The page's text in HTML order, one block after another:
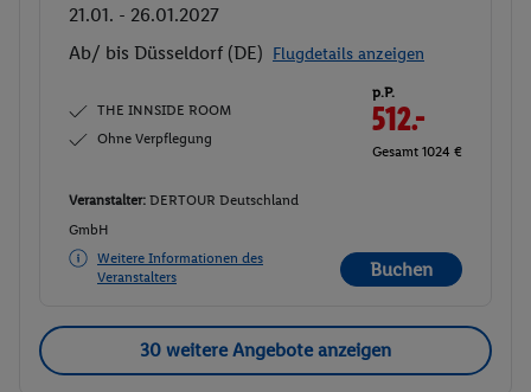
21.01. - 26.01.2027
Ab/ bis Düsseldorf (DE) Flugdetails anzeigen
THE INNSIDE ROOM
Ohne Verpflegung
p.P.
512.-
Gesamt 1024 €
Veranstalter: DERTOUR Deutschland
GmbH
Weitere Informationen des
Veranstalters
Buchen
30 weitere Angebote anzeigen